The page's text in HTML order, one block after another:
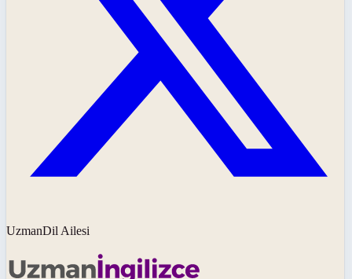
UzmanDil Ailesi